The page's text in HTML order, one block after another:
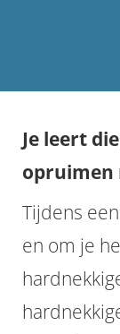
Je leert
opruimen
Tijdens
en om je